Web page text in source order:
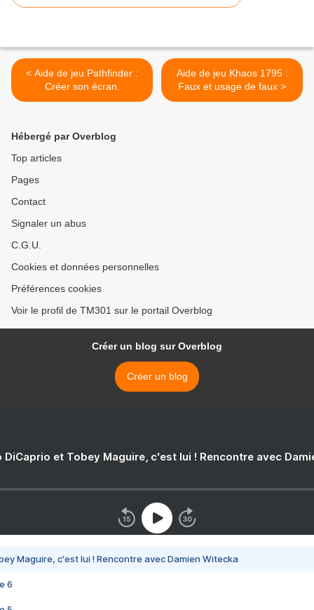
< Aide de jeu Pathfinder :
Créer son écran.
Aide de jeu Khaos 1795 :
Faux et usage de faux >
Hébergé par Overblog
Top articles
Pages
Contact
Signaler un abus
C.G.U.
Cookies et données personnelles
Préférences cookies
Voir le profil de TM301 sur le portail Overblog
Créer un blog sur Overblog
Créer un blog
DiCaprio et Tobey Maguire, c'est lui ! Rencontre avec
Maguire, c'est lui ! Rencontre avec Damien Witecka
6